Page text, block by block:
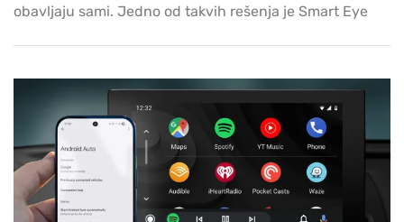
obavljaju sami. Jedno od takvih rešenja je Smart Eye